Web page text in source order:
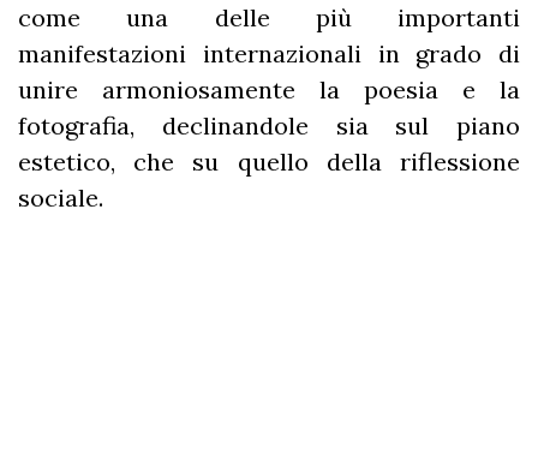
come una delle più importanti
manifestazioni internazionali in grado di
unire armoniosamente la poesia e la
fotografia, declinandole sia sul piano
estetico, che su quello della riflessione
sociale.